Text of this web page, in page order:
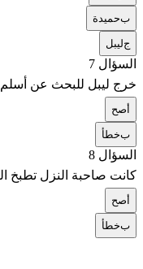
بحميدة
جليبل
السؤال 7
خرج ليبل للبحث عن أسلم
صح
بخطأ
السؤال 8
كانت صاحبة النزل تطبخ
صح
بخطأ